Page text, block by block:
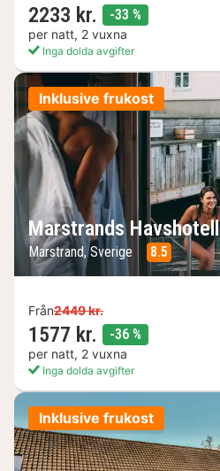
2233 kr. -33 %
per natt, 2 vuxna
Inga dolda avgifter
Inklusive frukost
Marstrands Havshotell
Marstrand, Sverige 8.5
Från2449 kr.
1577 kr. -36 %
per natt, 2 vuxna
Inga dolda avgifter
Inklusive frukost